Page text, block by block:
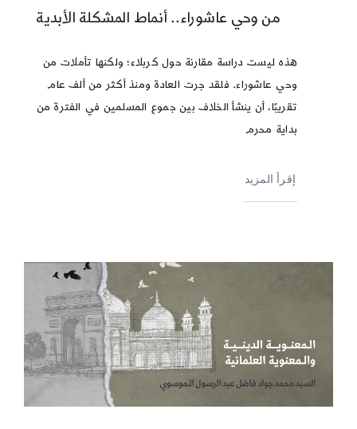
من وحي عاشوراء.. أنماط المشكلة الأبدية
هذه ليست دراسة مقارنة حول كربلاء؛ ولكنها تأملات من
وحي عاشوراء. فلقد جرت العادة ومنذ أكثر من ألف عام
تقريبًا، أن ينشأ الخلاف بين جموع المسلمين في الفترة من
بداية محرم
إقرأ المزيد